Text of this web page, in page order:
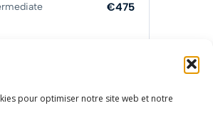
pour optimiser notre site web et notre
€475